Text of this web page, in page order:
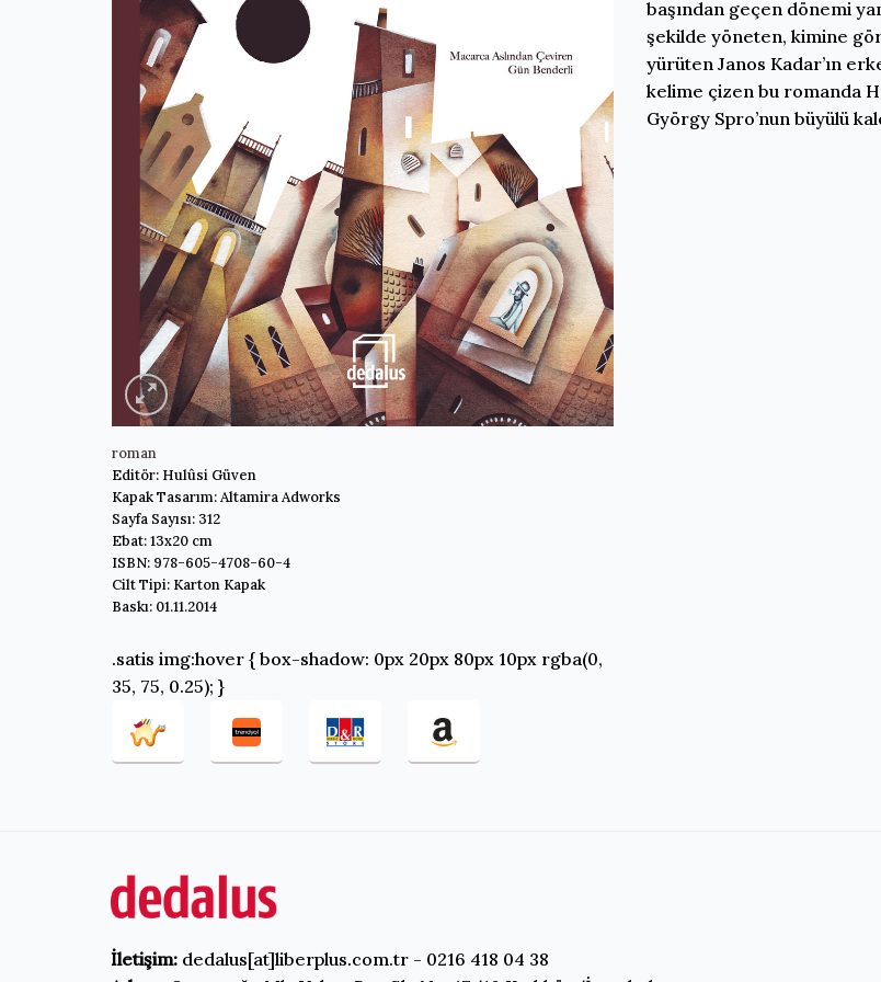
roman
Editör: Hulûsi Güven
Kapak Tasarım: Altamira Adworks
Sayfa Sayısı: 312
Ebat: 13x20 cm
ISBN: 978-605-4708-60-4
Cilt Tipi: Karton Kapak
Baskı: 01.11.2014
.satis img:hover { box-shadow: 0px 20px 80px 10px rgba(0,
35, 75, 0.25); }
başından geçen dönemi
şekilde yöneten, kimine
yürüten Janos Kadar’ın
kelime çizen bu romanda
György Spro’nun büyülü
İletişim:dedalus[at]liberplus.com.tr - 0216 418 04 38